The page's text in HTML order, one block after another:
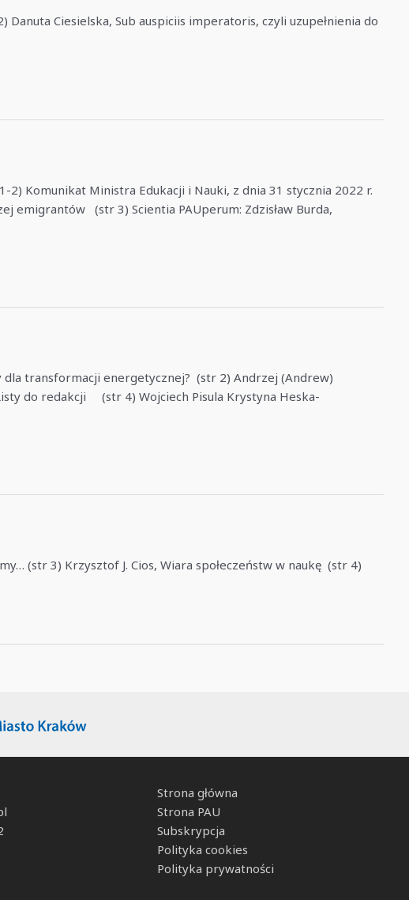
Ciesielska, Sub auspiciis imperatoris, czyli uzupełnienia do
Komunikat Ministra Edukacji i Nauki, z dnia 31 stycznia 2022 r.
emigrantów (str 3) Scientia PAUperum: Zdzisław Burda,
dla transformacji energetycznej? (str 2) Andrzej (Andrew)
do redakcji (str 4) Wojciech Pisula Krystyna Heska-
(str 3) Krzysztof J. Cios, Wiara społeczeństw w naukę (str 4)
Strona główna
Strona PAU
Subskrypcja
Polityka cookies
Polityka prywatności